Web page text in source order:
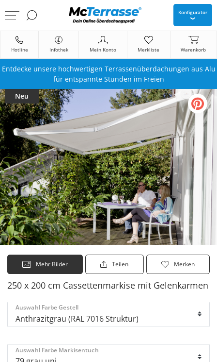
Konfigurator
Hotline Infothek Mein Konto Merkliste Warenkorb
Entdecke unsere hochwertigen Terrassenüberdachungen aus Alu
für entspannte Stunden im Freien
Neu
Mehr Bilder Teilen Merken
250 x 200 cm Cassettenmarkise mit Gelenkarmen
Auswahl Farbe Gestell
Auswahl Farbe Markisentuch